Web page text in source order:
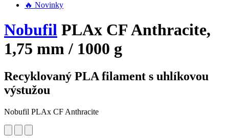
🔥 Novinky
Nobufil PLAx CF Anthracite,
1,75 mm / 1000 g
Recyklovaný PLA filament s uhlíkovou
výstužou
Nobufil PLAx CF Anthracite